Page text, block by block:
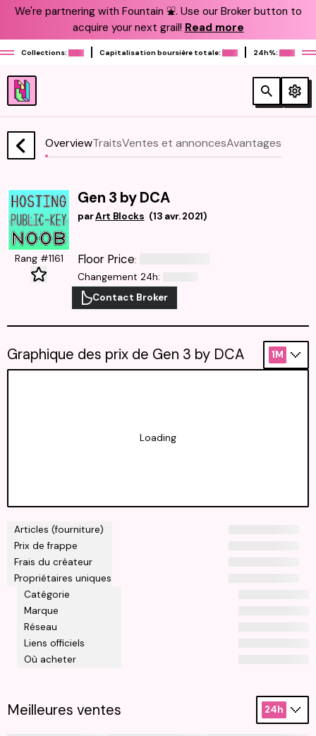
We're partnering with Fountain ⛲️. Use our Broker button to
acquire your next grail! Read more
Collections: Capitalisation boursière totale: 24h%:
OverviewTraitsVentes et annoncesAvantages
Gen 3 by DCA
parArt Blocks (13 avr. 2021)
Rang #1161 Floor Price:
Changement 24h:
Contact Broker
Articles (fourniture)
Prix de frappe
Frais du créateur
Propriétaires uniques
Catégorie
Marque
Réseau
Liens officiels
Où acheter
Graphique des prix de Gen 3 by DCA 1M
Loading
Meilleures ventes 24h